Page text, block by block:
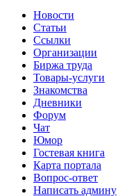
Новости
Статьи
Ссылки
Организации
Биржа труда
Товары-услуги
Знакомства
Дневники
Форум
Чат
Юмор
Гостевая книга
Карта портала
Вопрос-ответ
Написать админу